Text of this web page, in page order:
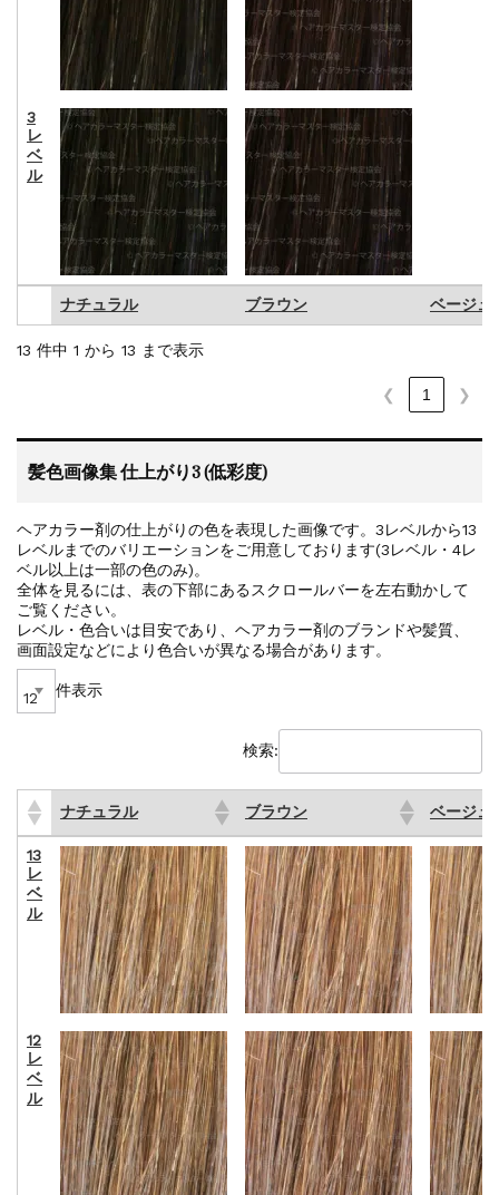
ブラウン
3
レ
ベ
ル
ナチュラル ブラウン ベージュ
13 件中 1 から 13 まで表示
❮ 1 ❯
髪色画像集 仕上がり3 (低彩度)
ヘアカラー剤の仕上がりの色を表現した画像です。3レベルから13
レベルまでのバリエーションをご用意しております(3レベル・4レ
ベル以上は一部の色のみ)。
全体を見るには、表の下部にあるスクロールバーを左右動かして
ご覧ください。
レベル・色合いは目安であり、ヘアカラー剤のブランドや髪質、
画面設定などにより色合いが異なる場合があります。
件表示
検索:
ナチュラル ブラウン ベージュ
ナチュラル ブラウン ベージュ
13
レ
ベ
ル
12
レ
ベ
ル